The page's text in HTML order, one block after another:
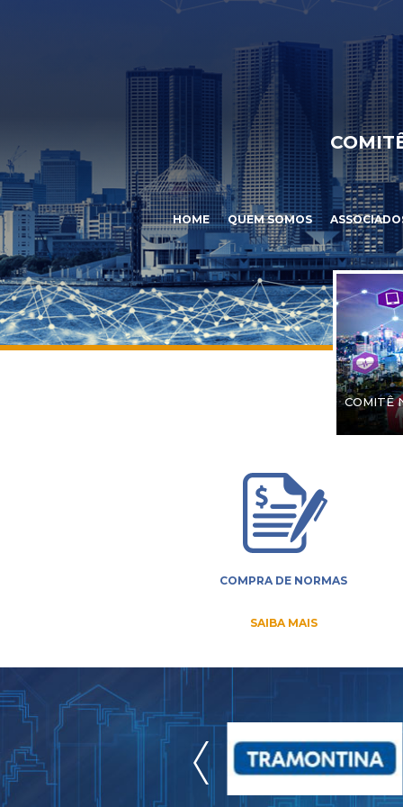
HOME QUEM SOMOS
COMITÊ
COMPRA DE NORMAS
SAIBA MAIS